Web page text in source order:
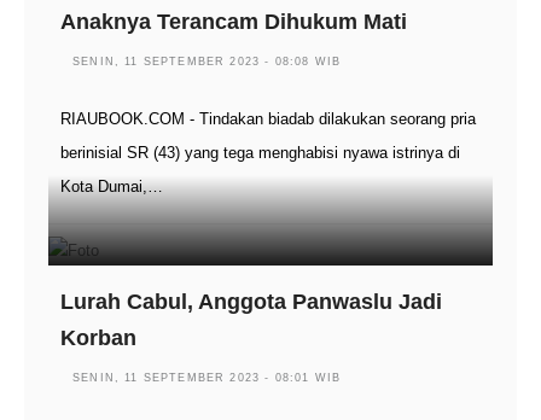
Anaknya Terancam Dihukum Mati
SENIN, 11 SEPTEMBER 2023 - 08:08 WIB
RIAUBOOK.COM - Tindakan biadab dilakukan seorang pria
berinisial SR (43) yang tega menghabisi nyawa istrinya di
Kota Dumai,…
Lurah Cabul, Anggota Panwaslu Jadi
Korban
SENIN, 11 SEPTEMBER 2023 - 08:01 WIB